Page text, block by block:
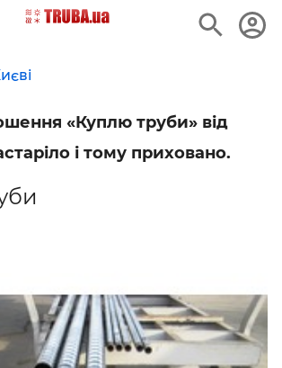
«Куплю труби» від
і тому приховано.